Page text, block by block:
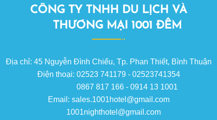
CÔNG TY TNHH DU LỊCH VÀ
THƯƠNG MẠI 1001 ĐÊM
Địa chỉ: 45 Nguyễn Đình Chiểu, Tp. Phan Thiết, Bình Thuận
Điện thoại: 02523 741179 - 02523741354
0867 817 166 - 0914 13 1001
Email: sales.1001hotel@gmail.com
1001nighthotel@gmail.com